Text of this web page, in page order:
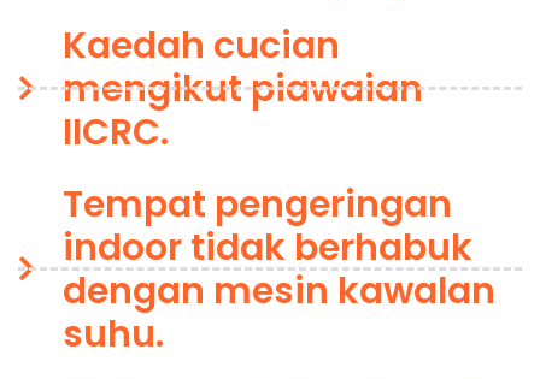
Kaedah cucian
mengikut piawaian
IICRC.
Tempat pengeringan
indoor tidak berhabuk
dengan mesin kawalan
suhu.